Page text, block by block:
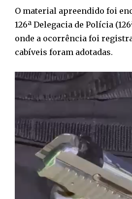
O material apreendido foi
126ª Delegacia de Polícia
onde a ocorrência foi
cabíveis foram adotadas.